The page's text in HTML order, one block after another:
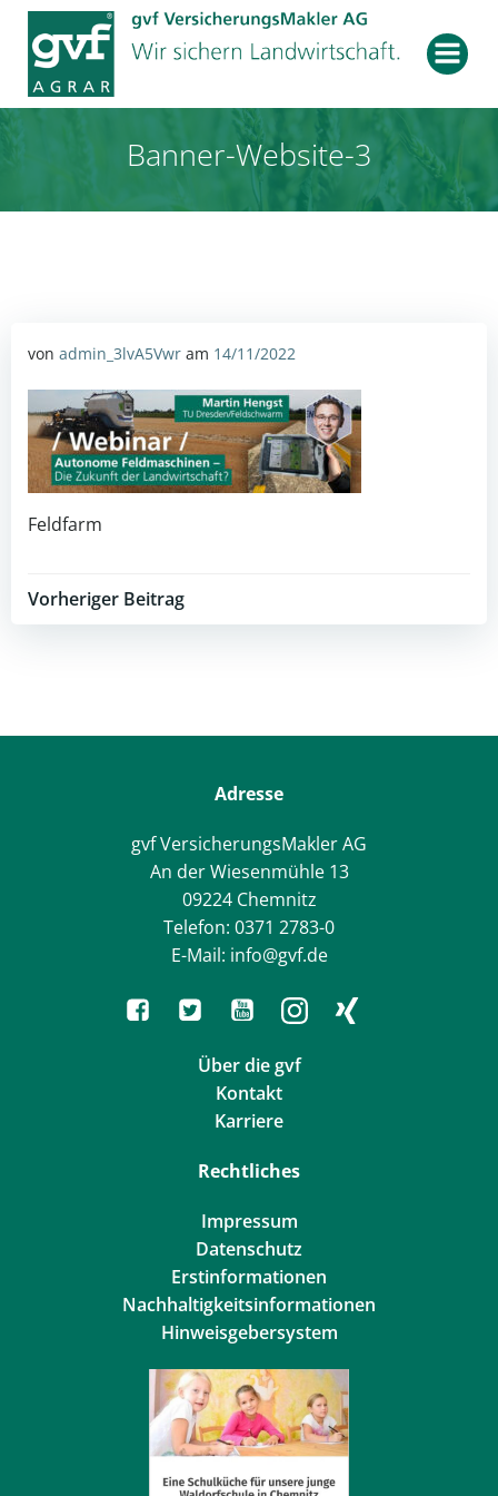
Zum
Inhalt
springen
Banner-Website-3
von admin_3lvA5Vwr am 14/11/2022
Feldfarm
Post
Vorheriger Beitrag
Adresse
gvf VersicherungsMakler AG
An der Wiesenmühle 13
09224 Chemnitz
Telefon: 0371 2783-0
E-Mail: info@gvf.de
Über die gvf
Kontakt
Karriere
Rechtliches
Impressum
Datenschutz
Erstinformationen
Nachhaltigkeitsinformationen
Hinweisgebersystem